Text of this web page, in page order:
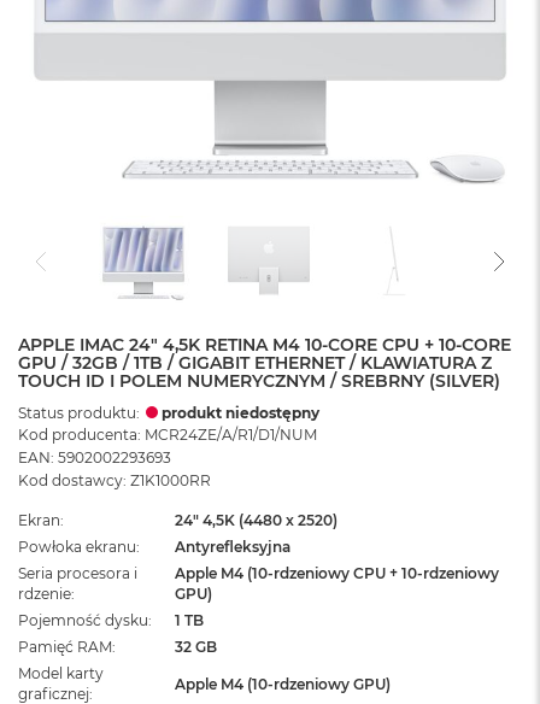
APPLE IMAC 24" 4,5K RETINA M4 10-CORE CPU + 10-CORE
GPU / 32GB / 1TB / GIGABIT ETHERNET / KLAWIATURA Z
TOUCH ID I POLEM NUMERYCZNYM / SREBRNY (SILVER)
Status produktu:
produkt niedostępny
Kod producenta: MCR24ZE/A/R1/D1/NUM
EAN: 5902002293693
Kod dostawcy: Z1K1000RR
Ekran
24" 4,5K (4480 x 2520)
Powłoka ekranu
Antyrefleksyjna
Seria procesora i
rdzenie
Apple M4 (10-rdzeniowy CPU + 10-rdzeniowy
GPU)
Pojemność dysku
1 TB
Pamięć RAM
32 GB
Model karty
graficznej
Apple M4 (10-rdzeniowy GPU)